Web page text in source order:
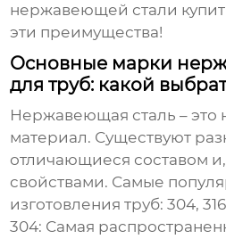
нержавеющей стали
эти преимущества!
Основные марки
для труб: какой
Нержавеющая сталь – это
материал. Существуют
отличающиеся составом и,
свойствами. Самые
изготовления труб: 304,
304: Самая